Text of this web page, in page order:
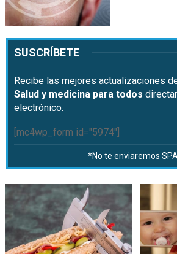
SUSCRÍBETE
Recibe las mejores actualizaciones
Salud y medicina para todos
electrónico.
[mc4wp_form id="5974"]
*No te enviaremos